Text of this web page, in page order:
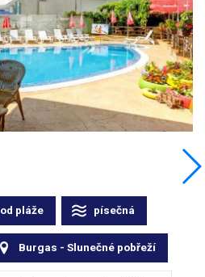
od pláže písečná
Burgas - Slunečné pobřeží